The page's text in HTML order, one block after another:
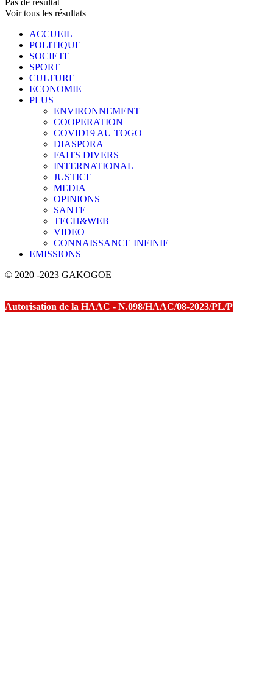
Pas de résultat
Voir tous les résultats
ACCUEIL
POLITIQUE
SOCIETE
SPORT
CULTURE
ECONOMIE
PLUS
ENVIRONNEMENT
COOPERATION
COVID19 AU TOGO
DIASPORA
FAITS DIVERS
INTERNATIONAL
JUSTICE
MEDIA
OPINIONS
SANTE
TECH&WEB
VIDEO
CONNAISSANCE INFINIE
EMISSIONS
© 2020 -2023 GAKOGOE
Autorisation de la HAAC - N.098/HAAC/08-2023/PL/P